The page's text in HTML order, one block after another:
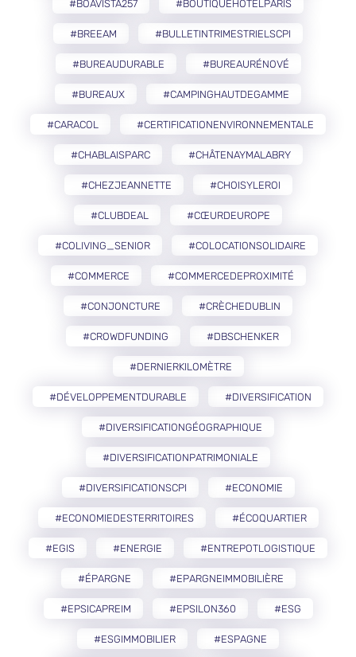
#BOAVISTA257 #BOUTIQUEHÔTELPARIS
#BREEAM #BULLETINTRIMESTRIELSCPI
#BUREAUDURABLE #BUREAURÉNOVÉ
#BUREAUX #CAMPINGHAUTDEGAMME
#CARACOL #CERTIFICATIONENVIRONNEMENTALE
#CHABLAISPARC #CHÂTENAYMALABRY
#CHEZJEANNETTE #CHOISYLEROI
#CLUBDEAL #CŒURDEUROPE
#COLIVING_SENIOR #COLOCATIONSOLIDAIRE
#COMMERCE #COMMERCEDEPROXIMITÉ
#CONJONCTURE #CRÈCHEDUBLIN
#CROWDFUNDING #DBSCHENKER
#DERNIERKILOMÈTRE
#DÉVELOPPEMENTDURABLE #DIVERSIFICATION
#DIVERSIFICATIONGÉOGRAPHIQUE
#DIVERSIFICATIONPATRIMONIALE
#DIVERSIFICATIONSCPI #ECONOMIE
#ECONOMIEDESTERRITOIRES #ÉCOQUARTIER
#EGIS #ENERGIE #ENTREPOTLOGISTIQUE
#ÉPARGNE #EPARGNEIMMOBILIÈRE
#EPSICAPREIM #EPSILON360 #ESG
#ESGIMMOBILIER #ESPAGNE